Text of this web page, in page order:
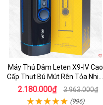
Máy Thủ Dâm Leten X9-IV Cao
Cấp Thụt Bú Mút Rên Tỏa Nhiệt
Sạc Pin
2.180.000₫ 3.963.000₫
(996)